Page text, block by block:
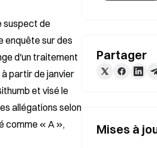
suspect de
enquête sur des
d'un traitement
partir de janvier
et visé le
allégations selon
comme « A »,
Partager
Mises à